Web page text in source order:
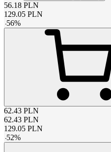
56.18 PLN
129.05 PLN
-56%
62.43 PLN
62.43 PLN
129.05 PLN
-52%